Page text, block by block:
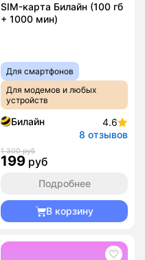
SIM-карта Билайн (100 гб
+ 1000 мин)
Для смартфонов
Для модемов и любых
устройств
Билайн
4.6
8 отзывов
1 300 руб
199 руб
Подробнее
В корзину